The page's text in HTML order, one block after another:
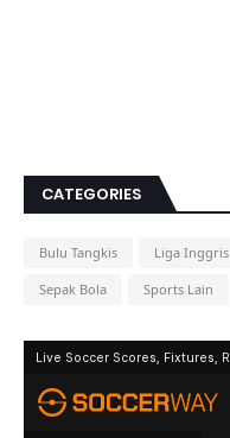
CATEGORIES
Bulu Tangkis Liga Inggris
Sepak Bola Sports Lain